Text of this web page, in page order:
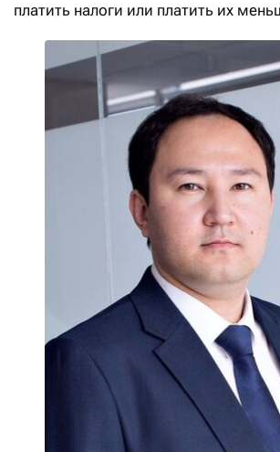
платить налоги или платить их